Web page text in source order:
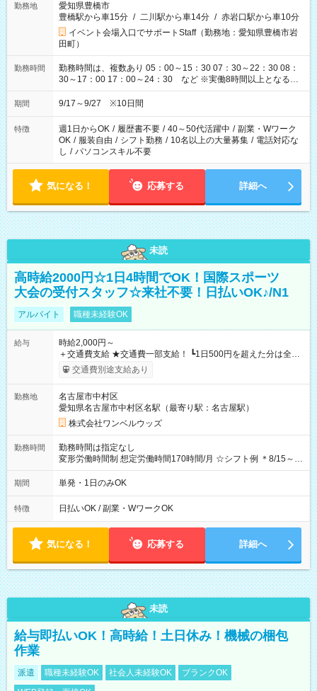
勤務地
愛知県豊橋市
豊橋駅から車15分 / 二川駅から車14分 / 赤岩口駅から車10分
イベント会場入口でサポートStaff（勤務地：愛知県豊橋市岩
田町）
勤務時間
勤務時間は、複数あり 05：00～15：30 07：30～22：30 08：
30～17：00 17：00～24：30 など ※実働8時間以上となる勤
務もあります。 【休憩】60分+他休憩あり 交替で取得します。
安全面に配慮しこまめな休憩があります。
期間 9/17～9/27 ※10日間
特徴 週1日からOK / 履歴書不要 / 40～50代活躍中 / 副業・Wワーク
OK / 服装自由 / シフト勤務 / 10名以上の大量募集 / 電話対応な
し / パソコンスキル不要
気になる！ 応募する 詳細へ
未読
高時給2000円☆1日4時間でOK！国際スポーツ
大会の受付スタッフ☆来社不要！日払いOK♪/N1
アルバイト 職種未経験OK
給与
時給2,000円～
＋交通費支給 ★交通費一部支給！ ┗1日500円を超えた分は全額
支給！ ※往復500円以内の方は自己負担となります ★日払い
OK！（規定あり） ┗働いたその日に現金GET♪ お仕事後はコン
期間なし
交通費別途支給あり
勤務地
名古屋市中村区
愛知県名古屋市中村区名駅（最寄り駅：名古屋駅）
株式会社ワンベルウッズ
勤務時間
勤務時間は指定なし
変形労働時間制 想定労働時間170時間/月 ☆シフト例 ＊8/15～
10/26 全日共通 08：00～12：00 17：00～21：00 ＊8/31
～9/19のみ下記シフトもあります！ 12：00～16：00 ＊9/6～
00
期間 単発・1日のみOK
特徴 日払いOK / 副業・WワークOK
気になる！ 応募する 詳細へ
未読
給与即払いOK！高時給！土日休み！機械の梱包
作業
派遣 職種未経験OK 社会人未経験OK
ブランクOK